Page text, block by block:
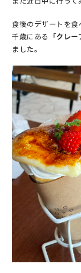
食後のデザートを食
千歳にある 「クレ
ました。